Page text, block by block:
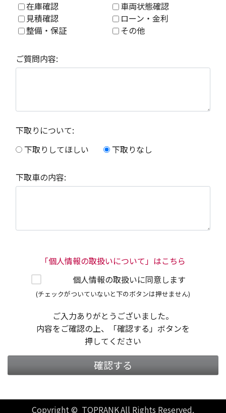
在庫確認
車両状態確認
見積確認
ローン・金利
整備・保証
その他
ご質問内容:
下取りについて:
下取りしてほしい
下取りなし
下取車の内容:
「個人情報の取扱いについて」はこちら
個人情報の取扱いに同意します
(チェックがついていないと下のボタンは押せません)
ご入力ありがとうございました。
内容をご確認の上、「確認する」ボタンを
押してください
確認する
Copyright © TOPRANK All Rights Reserved.